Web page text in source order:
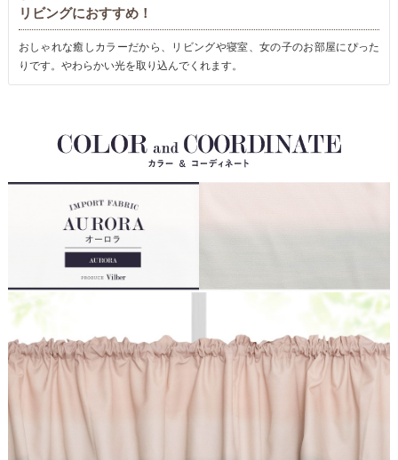
リビングにおすすめ！
おしゃれな癒しカラーだから、リビングや寝室、女の子のお部屋にぴった
りです。やわらかい光を取り込んでくれます。